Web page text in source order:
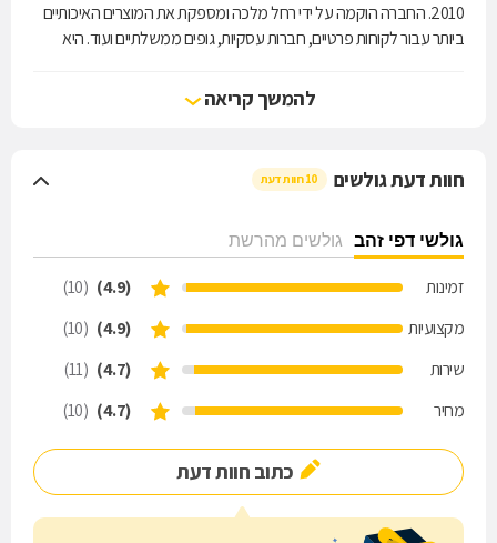
2010. החברה הוקמה על ידי רחל מלכה ומספקת את המוצרים האיכותיים
ביותר עבור לקוחות פרטיים, חברות עסקיות, גופים ממשלתיים ועוד. היא
שינה, ערסלים, מחצלות, סככות, ריהוט מתקפל, ציוד בישול, צידניות, תאורה
לשטח ועוד. אתם מוזמנים לבקר בחנות שלנו בחיפה או ליצור איתנו קשר
להמשך קריאה
חוות דעת גולשים 10 חוות דעת
גולשי דפי זהב גולשים מהרשת
זמינות (4.9)
(10)
מקצועיות
(4.9)
(10)
שירות
(4.7)
(11)
מחיר
(4.7)
(10)
כתוב חוות דעת